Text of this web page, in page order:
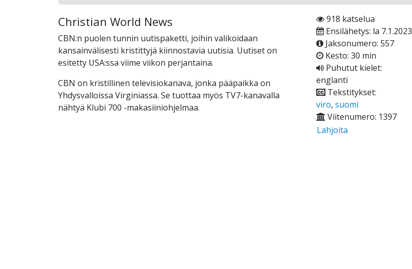
Christian World News
CBN:n puolen tunnin uutispaketti, joihin valikoidaan
kansainvälisesti kristittyjä kiinnostavia uutisia. Uutiset on
esitetty USA:ssa viime viikon perjantaina.
CBN on kristillinen televisiokanava, jonka pääpaikka on
Yhdysvalloissa Virginiassa. Se tuottaa myös TV7-kanavalla
nähtyä Klubi 700 -makasiiniohjelmaa.
918 katselua
Ensilähetys: la 7.1.2023
Jaksonumero: 557
Kesto: 30 min
Puhutut kielet:
englanti
Tekstitykset:
viro, suomi
Viitenumero: 1397
Lahjoita